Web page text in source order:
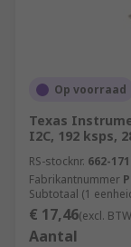
Op voorraad
Texas
I2C, 192 ksps,
RS-stocknr. 662-
Fabrikantnummer
Subtotaal (1
€ 17,46(excl.
Aantal